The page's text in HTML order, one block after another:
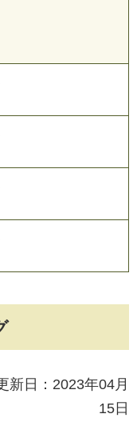
日：2023年04月
15日